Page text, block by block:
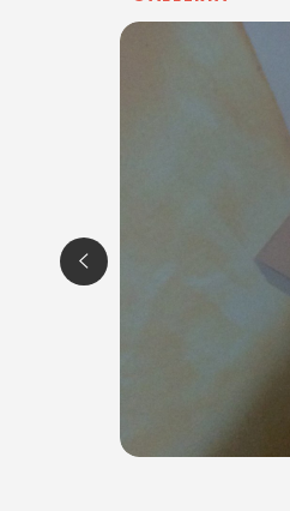
Make-up (e
Tecniche
risultati per il
Concediti
ARMONIA,
*Prezzi di listino
Lunedì e Giovedì:
Martedì,
CENTRO
Via Liguria, 39/D
30026